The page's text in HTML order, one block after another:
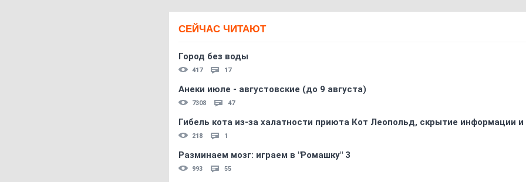
СЕЙЧАС ЧИТАЮТ
Город без воды
417 17
Анеки июле - августовские (до 9 августа)
7308 47
Гибель кота из-за халатности приюта Кот Леопольд, скрытиe информации
218 1
Разминаем мозг: играем в "Ромашку" 3
993 55